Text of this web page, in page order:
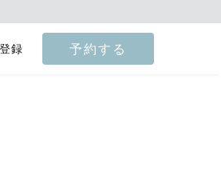
録 予約する